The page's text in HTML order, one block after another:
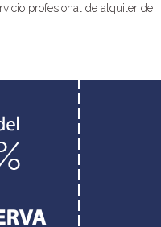
profesional de alquiler de